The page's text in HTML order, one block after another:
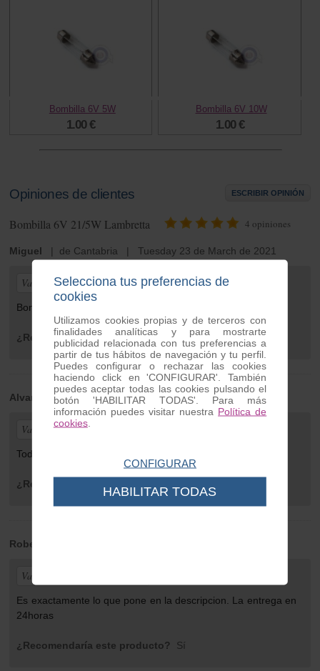
Bombilla 6V 5W
1.00 €
Bombilla 6V 10W
1.00 €
Opiniones de clientes ESCRIBIR OPINIÓN
Bombilla 6V 21/5W Lambretta 4 opiniones
Miguel | de Cantabria | Tuesday 23 de March de 2021
Valoración general:
Bombillas perfectas.
¿Recomendaría este producto? Sí
Alvaro | de Burgos | Monday 04 de January de 2021
Valoración general:
Todo correcto según lo publicado.
¿Recomendaría este producto?
Roberto
Valoración general:
Es exactamente lo que pone en la descripcion. La entrega en
24horas
¿Recomendaría este producto? Sí
Selecciona tus preferencias de
cookies
Utilizamos cookies propias y de terceros con
finalidades analíticas y para mostrarte
publicidad relacionada con tus preferencias a
partir de tus hábitos de navegación y tu perfil.
Puedes configurar o rechazar las cookies
haciendo click en 'CONFIGURAR'. También
puedes aceptar todas las cookies pulsando el
botón 'HABILITAR TODAS'. Para más
información puedes visitar nuestra Política de
cookies.
CONFIGURAR
HABILITAR TODAS